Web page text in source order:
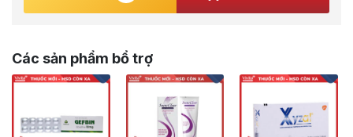
Các sản phẩm bổ trợ